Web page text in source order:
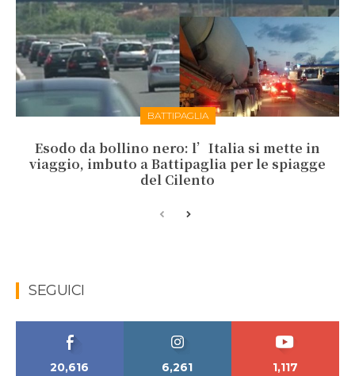
BATTIPAGLIA
Esodo da bollino nero: l’Italia si mette in
viaggio, imbuto a Battipaglia per le spiagge
del Cilento
SEGUICI
20,616 6,261 1,117